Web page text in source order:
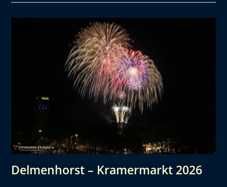
Delmenhorst – Kramermarkt 2026